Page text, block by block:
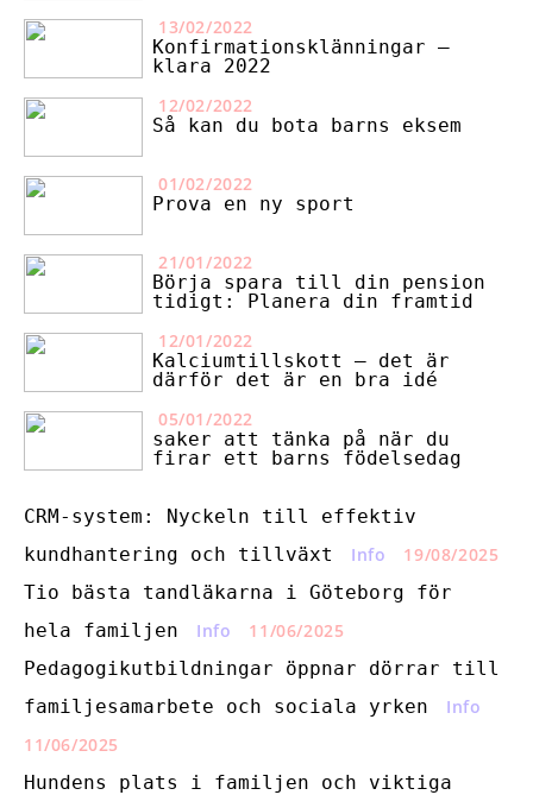
13/02/2022
Konfirmationsklänningar –
klara 2022
12/02/2022
Så kan du bota barns eksem
01/02/2022
Prova en ny sport
21/01/2022
Börja spara till din pension
tidigt: Planera din framtid
12/01/2022
Kalciumtillskott – det är
därför det är en bra idé
05/01/2022
saker att tänka på när du
firar ett barns födelsedag
CRM-system: Nyckeln till effektiv
kundhantering och tillväxt
Info
19/08/2025
Tio bästa tandläkarna i Göteborg för
hela familjen
Info
11/06/2025
Pedagogikutbildningar öppnar dörrar till
familjesamarbete och sociala yrken
Info
11/06/2025
Hundens plats i familjen och viktiga